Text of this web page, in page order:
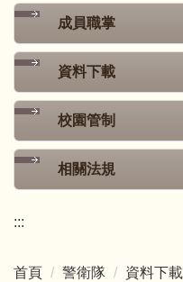
成員職掌
資料下載
校園管制
相關法規
:::
首頁 警衛隊 資料下載